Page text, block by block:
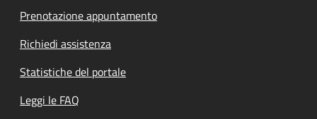
Prenotazione appuntamento
Richiedi assistenza
Statistiche del portale
Leggi le FAQ